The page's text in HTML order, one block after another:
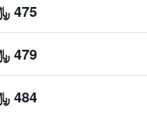
475 ﷼
479 ﷼
484 ﷼